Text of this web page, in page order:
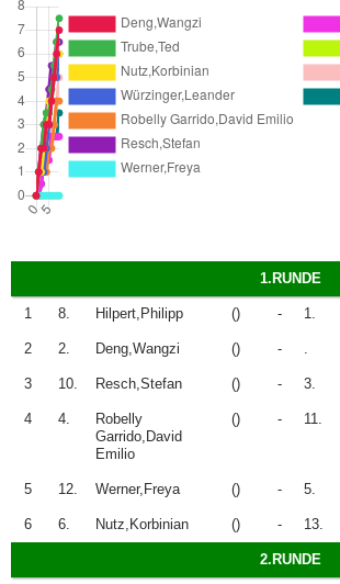
1.RUNDE
1 8. Hilpert,Philipp () - 1.
2 2. Deng,Wangzi () -
3 10. Resch,Stefan () - 3.
4 4.
Robelly
Garrido,David
Emilio
() - 11.
5 12. Werner,Freya () - 5.
6 6. Nutz,Korbinian () - 13.
2.RUNDE